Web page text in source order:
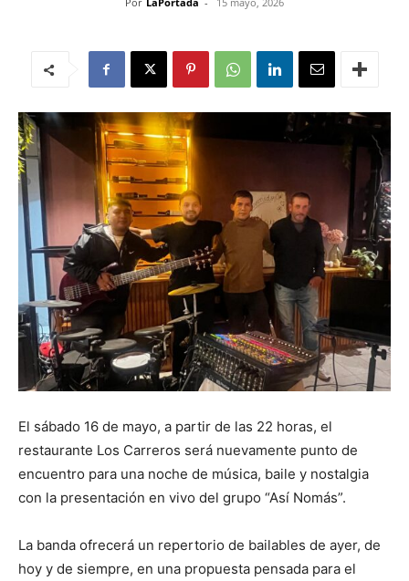
El sábado 16 de mayo, a partir de las 22 horas, el
restaurante Los Carreros será nuevamente punto de
encuentro para una noche de música, baile y nostalgia
con la presentación en vivo del grupo “Así Nomás”.
La banda ofrecerá un repertorio de bailables de ayer, de
hoy y de siempre, en una propuesta pensada para el